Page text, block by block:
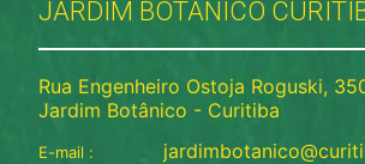
JARDIM BOTÂNICO
Rua Engenheiro Ostoja Roguski,
Jardim Botânico - Curitiba
E-mail :